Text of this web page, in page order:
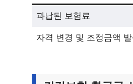
과납된 보험료
자격 변경 및 조정금액 발